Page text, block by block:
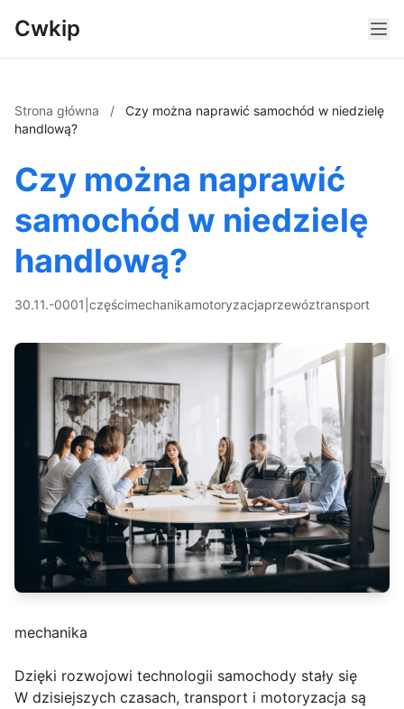
Cwkip
Strona główna /
Czy można naprawić samochód w niedzielę
handlową?
Czy można naprawić
samochód w niedzielę
handlową?
30.11.-0001 częścimechanikamotoryzacjaprzewóztransport
mechanika
Dzięki rozwojowi technologii samochody stały się
W dzisiejszych czasach, transport i motoryzacja są